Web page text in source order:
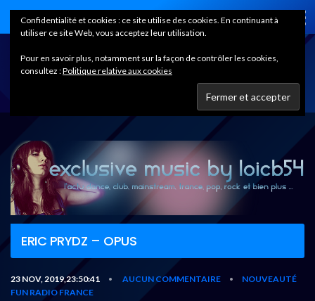
Home
ERIC PRYDZ – OPUS
23 NOV, 2019,23:50:41 • AUCUN COMMENTAIRE •
NOUVEAUTÉ
FUN RADIO FRANCE
Confidentialité et cookies : ce site utilise des cookies. En continuant à
utiliser ce site Web, vous acceptez leur utilisation.
Pour en savoir plus, notamment sur la façon de contrôler les cookies,
consultez :Politique relative aux cookies